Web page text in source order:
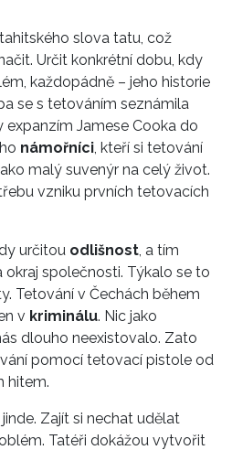
slova tatu, což
Určit konkrétní dobu, kdy
každopádně – jeho historie
se s tetováním seznámila
expanzím Jamese Cooka do
námořníci , kteří si tetování
malý suvenýr na celý život.
vzniku prvních tetovacích
určitou odlišnost , a tím
společnosti. Týkalo se to
Tetování v Čechách během
v kriminálu. Nic jako
dlouho neexistovalo. Zato
pomocí tetovací pistole od
hitem.
Zajít si nechat udělat
Tatéři dokážou vytvořit